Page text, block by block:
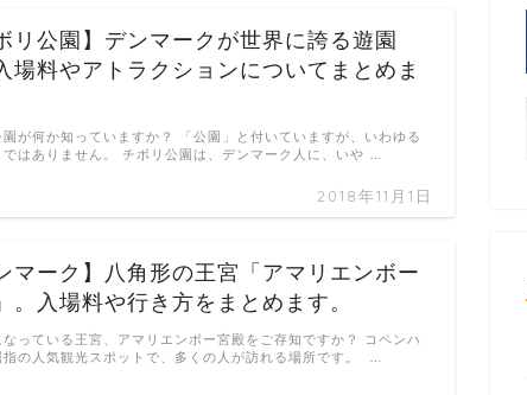
リ公園】デンマークが世界に誇る遊園
場料やアトラクションについてまとめま
2018年11月1日
園が何か知っていますか？ 「公園」と付いていますが、いわゆる
ではありません。 チボリ公園は、デンマーク人に、いや …
マーク】八角形の王宮「アマリエンボー
。入場料や行き方をまとめます。
なっている王宮、アマリエンボー宮殿をご存知ですか？ コペンハ
指の人気観光スポットで、多くの人が訪れる場所です。 …